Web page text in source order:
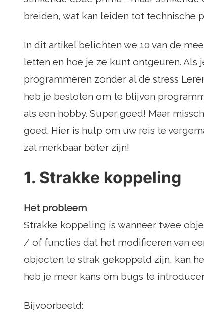
breiden, wat kan leiden tot technische
In dit artikel belichten we 10 van de
letten en hoe je ze kunt ontgeuren.
programmeren zonder al de stress
heb je besloten om te blijven
als een hobby. Super goed! Maar
goed. Hier is hulp om uw reis te
zal merkbaar beter zijn!
1. Strakke koppeling
Het probleem
Strakke koppeling is wanneer twee
/ of functies dat het modificeren van
objecten te strak gekoppeld zijn, kan
heb je meer kans om bugs te
Bijvoorbeeld: